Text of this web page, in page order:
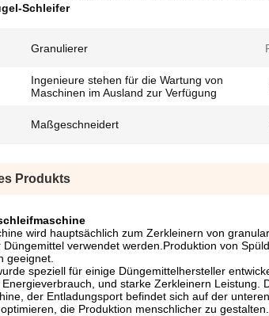
Schleifer
Granulierer
Ingenieure stehen für die Wartung von
Maschinen im Ausland zur Verfügung
Maßgeschneidert
Produkts
wird hauptsächlich zum Zerkleinern von
verwendet werden.Produktion von
geeignet.
speziell für einige Düngemittelhersteller
und starke Zerkleinern
der Entladungsport befindet sich auf der
die Produktion menschlicher zu gestalten.